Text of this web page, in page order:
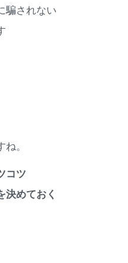
騙されない
。
コツ
決めておく